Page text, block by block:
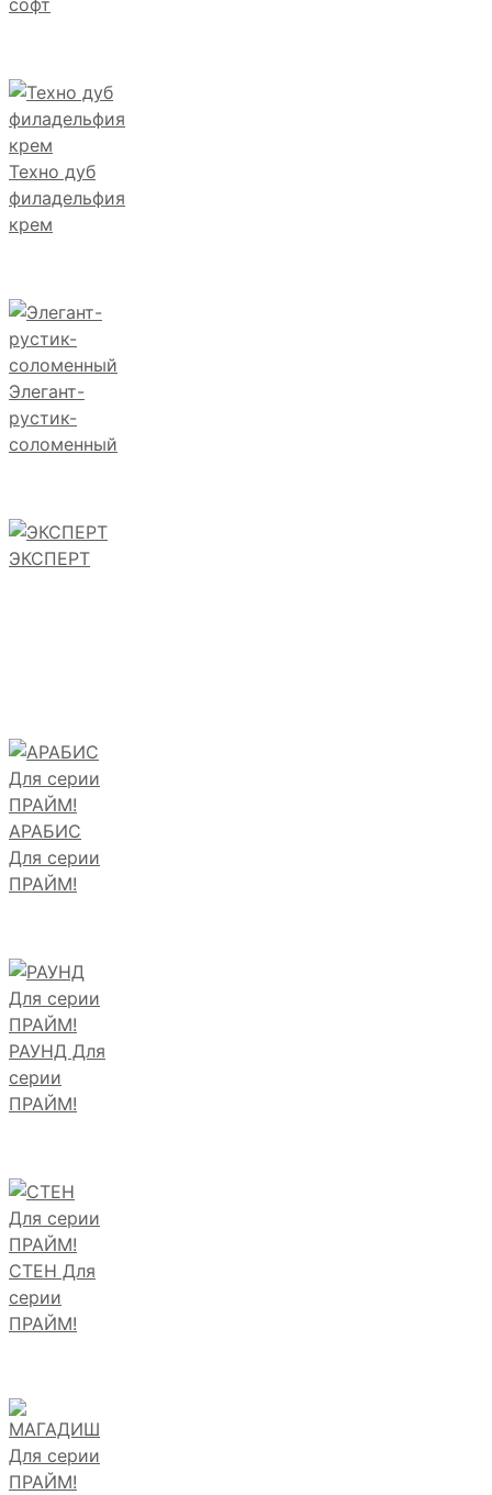
Техно дуб
филадельфия
крем
Элегант-
рустик-
соломенный
ЭКСПЕРТ
АРАБИС
Для серии
ПРАЙМ!
РАУНД Для
серии
ПРАЙМ!
СТЕН Для
серии
ПРАЙМ!